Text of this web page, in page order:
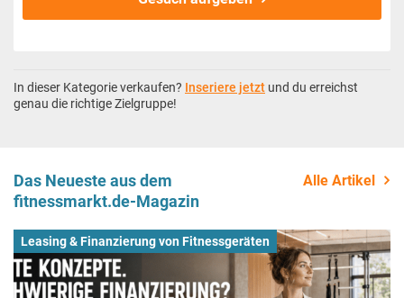
In dieser Kategorie verkaufen? Inseriere jetzt und du erreichst
genau die richtige Zielgruppe!
Das Neueste aus dem
fitnessmarkt.de-Magazin
Alle Artikel
Leasing & Finanzierung von Fitnessgeräten